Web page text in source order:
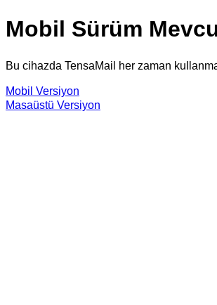
Mobil Sürüm
Bu cihazda TensaMail her zaman
Mobil Versiyon
Masaüstü Versiyon